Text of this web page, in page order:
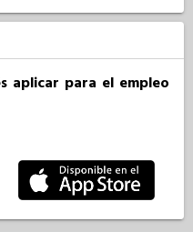
aplicar para el empleo